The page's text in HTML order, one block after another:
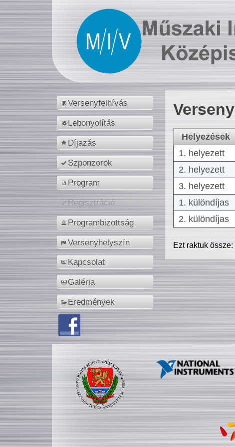
Versenyfelhívás
Lebonyolítás
Díjazás
Szponzorok
Program
Regisztráció
Programbizottság
Versenyhelyszín
Kapcsolat
Galéria
Eredmények
Helyezések
1. helyezett
2. helyezett
3. helyezett
1. különdíjas
2. különdíjas
Ezt raktuk össze: